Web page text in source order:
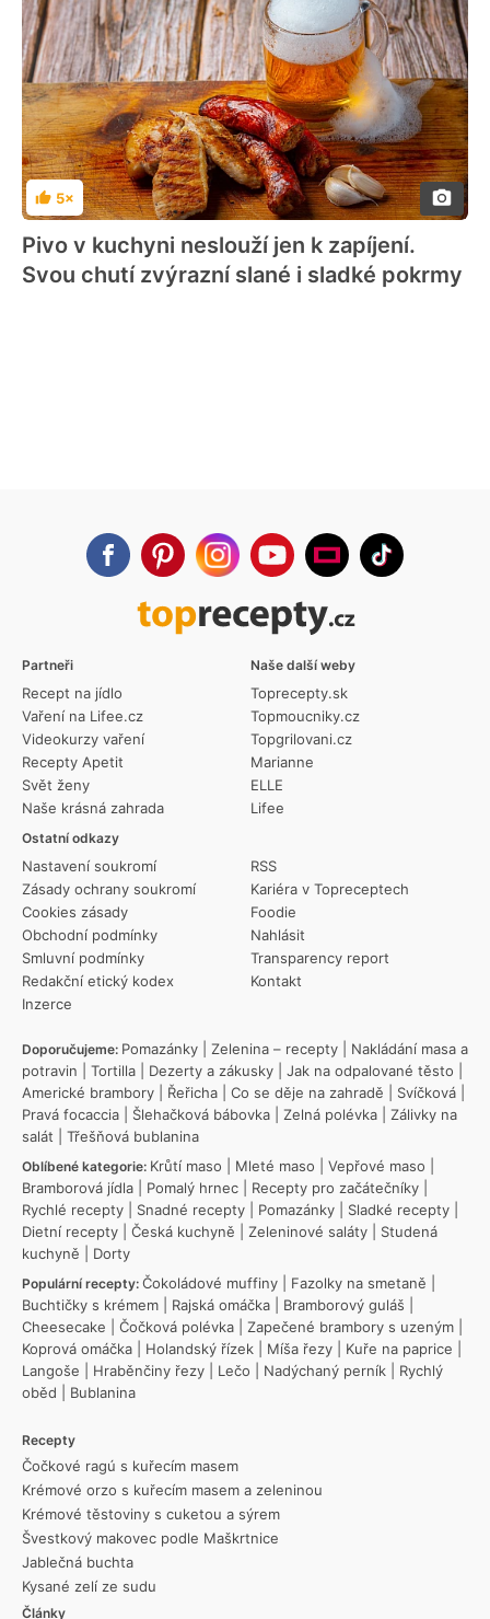
Hodnocení
5×
Pivo v kuchyni neslouží jen k zapíjení.
Svou chutí zvýrazní slané i sladké pokrmy
Partneři
Recept na jídlo
Vaření na Lifee.cz
Videokurzy vaření
Recepty Apetit
Svět ženy
Naše krásná zahrada
Ostatní odkazy
Nastavení soukromí
Zásady ochrany soukromí
Cookies zásady
Obchodní podmínky
Smluvní podmínky
Redakční etický kodex
Inzerce
RSS
Kariéra v Topreceptech
Foodie
Nahlásit
Transparency report
Kontakt
Naše další weby
Toprecepty.sk
Topmoucniky.cz
Topgrilovani.cz
Marianne
ELLE
Lifee
Doporučujeme: Pomazánky Zelenina – recepty
Nakládání masa a
potravin
Tortilla Dezerty a zákusky Jak na odpalované těsto
Americké brambory
Řeřicha Co se děje na zahradě Svíčková
Pravá focaccia
Šlehačková bábovka Zelná polévka
Zálivky na
salát
Třešňová bublanina
Oblíbené kategorie: Krůtí maso Mleté maso Vepřové maso
Bramborová jídla
Pomalý hrnec Recepty pro začátečníky
Rychlé recepty
Snadné recepty Pomazánky Sladké recepty
Dietní recepty
Česká kuchyně Zeleninové saláty
Studená
kuchyně
Dorty
Populární recepty: Čokoládové muffiny Fazolky na smetaně
Buchtičky s krémem
Rajská omáčka Bramborový guláš
Cheesecake
Čočková polévka Zapečené brambory s uzeným
Koprová omáčka
Holandský řízek Míša řezy Kuře na paprice
Langoše
Hraběnčiny řezy Lečo Nadýchaný perník
Rychlý
oběd
Bublanina
Recepty
Čočkové ragú s kuřecím masem
Krémové orzo s kuřecím masem a zeleninou
Krémové těstoviny s cuketou a sýrem
Švestkový makovec podle Maškrtnice
Jablečná buchta
Kysané zelí ze sudu
Články